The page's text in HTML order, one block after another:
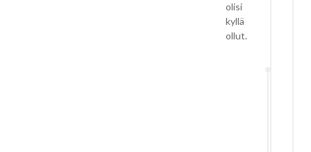
olisi
kyllä
ollut.